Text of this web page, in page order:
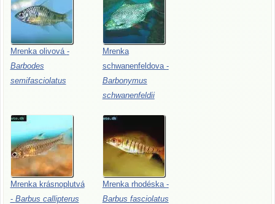
Mrenka olivová -
Barbodes
semifasciolatus
Mrenka
schwanenfeldova -
Barbonymus
schwanenfeldii
Mrenka krásnoplutvá
- Barbus callipterus
Mrenka rhodéska -
Barbus fasciolatus